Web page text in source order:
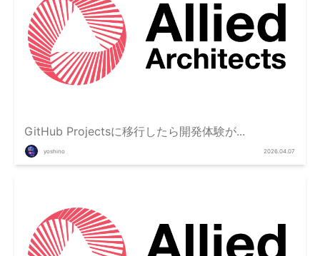
GitHub Projectsに移行したら開発体験が...
yoshino 2026.04.07